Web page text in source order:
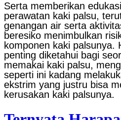
Serta memberikan
perawatan kaki palsu,
genangan air serta
beresiko menimbulkan
komponen kaki palsunya.
penting diketahui bagi
memakai kaki palsu,
seperti ini kadang
ekstrim yang justru bisa
kerusakan kaki palsunya.